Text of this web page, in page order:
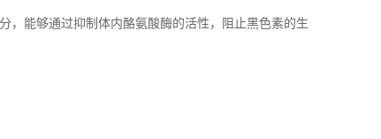
，能够通过抑制体内酪氨酸酶的活性，阻止黑色素的生